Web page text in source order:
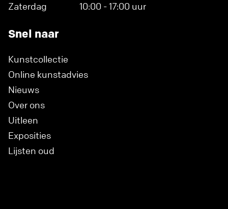
Zaterdag
10:00 - 17:00 uur
Snel naar
Kunstcollectie
Online kunstadvies
Nieuws
Over ons
Uitleen
Exposities
Lijsten oud